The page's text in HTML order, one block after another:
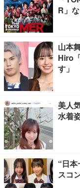
R」
山本
Hiro
す」
美人
水着
“日
スコ